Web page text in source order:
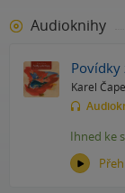
Audioknihy
Povídky
Karel
Ihned ke